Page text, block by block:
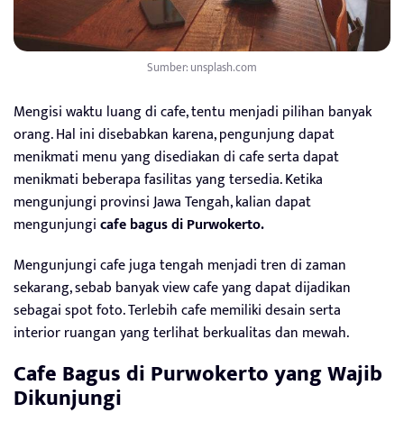
Sumber: unsplash.com
Mengisi waktu luang di cafe, tentu menjadi pilihan banyak
orang. Hal ini disebabkan karena, pengunjung dapat
menikmati menu yang disediakan di cafe serta dapat
menikmati beberapa fasilitas yang tersedia. Ketika
mengunjungi provinsi Jawa Tengah, kalian dapat
mengunjungicafe bagus di Purwokerto.
Mengunjungi cafe juga tengah menjadi tren di zaman
sekarang, sebab banyak view cafe yang dapat dijadikan
sebagai spot foto. Terlebih cafe memiliki desain serta
interior ruangan yang terlihat berkualitas dan mewah.
Cafe Bagus di Purwokerto yang Wajib
Dikunjungi